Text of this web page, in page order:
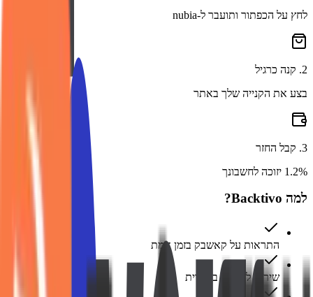
לחץ על הכפתור ותועבר ל-nubia
2
. קנה כרגיל
בצע את הקנייה שלך באתר
3
. קבל החזר
1.2% יזוכה לחשבונך
למה Backtivo?
התראות על קאשבק בזמן אמת
שירות לקוחות בעברית